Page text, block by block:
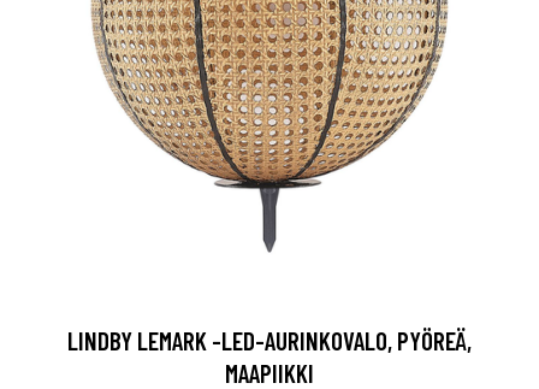
LINDBY LEMARK -LED-AURINKOVALO, PYÖREÄ,
MAAPIIKKI